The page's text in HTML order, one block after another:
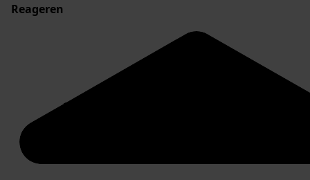
Reageren